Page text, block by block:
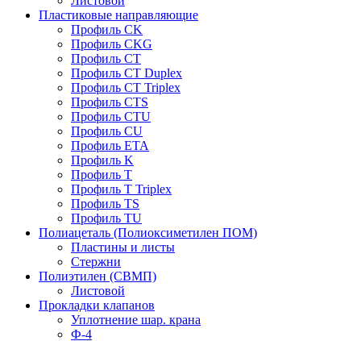
Пластиковые направляющие
Профиль CK
Профиль CKG
Профиль CT
Профиль CT Duplex
Профиль CT Triplex
Профиль CTS
Профиль CTU
Профиль CU
Профиль ETA
Профиль K
Профиль T
Профиль T Triplex
Профиль TS
Профиль TU
Полиацеталь (Полиоксиметилен ПОМ)
Пластины и листы
Стержни
Полиэтилен (СВМП)
Листовой
Прокладки клапанов
Уплотнение шар. крана
Ф-4